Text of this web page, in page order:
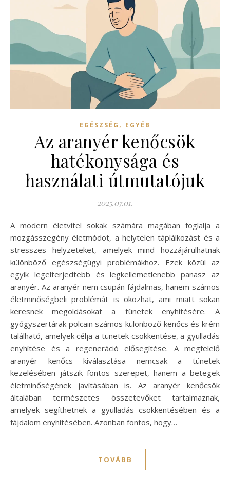
EGÉSZSÉG , EGYÉB
Az aranyér kenőcsök
hatékonysága és
használati útmutatójuk
2025.07.01.
A modern életvitel sokak számára magában foglalja a
mozgásszegény életmódot, a helytelen táplálkozást és a
stresszes helyzeteket, amelyek mind hozzájárulhatnak
különböző egészségügyi problémákhoz. Ezek közül az
egyik legelterjedtebb és legkellemetlenebb panasz az
aranyér. Az aranyér nem csupán fájdalmas, hanem számos
életminőségbeli problémát is okozhat, ami miatt sokan
keresnek megoldásokat a tünetek enyhítésére. A
gyógyszertárak polcain számos különböző kenőcs és krém
található, amelyek célja a tünetek csökkentése, a gyulladás
enyhítése és a regeneráció elősegítése. A megfelelő
aranyér kenőcs kiválasztása nemcsak a tünetek
kezelésében játszik fontos szerepet, hanem a betegek
életminőségének javításában is. Az aranyér kenőcsök
általában természetes összetevőket tartalmaznak,
amelyek segíthetnek a gyulladás csökkentésében és a
fájdalom enyhítésében. Azonban fontos, hogy…
TOVÁBB